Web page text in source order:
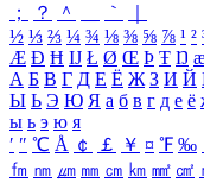
；
？ ＾ ｀
½ ⅓ ⅔ ¼ ¾ ⅛ ⅜ ⅝ ⅞ ¹ ²
Æ Ð Ħ Ĳ Ł Ø Œ Þ Ŧ Ŋ æ
А Б В Г Д Е Ё Ж З И Й
Ы Ь Э Ю Я а б в г д е ё
ы ь э ю я
′ ″ ℃ Å ￠ ￡ ￥ ¤ ℉ ‰
㎙ ㎚ ㎛ ㎜ ㎝ ㎞ ㎟ ㎠